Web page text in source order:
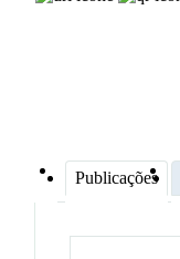
Publicações